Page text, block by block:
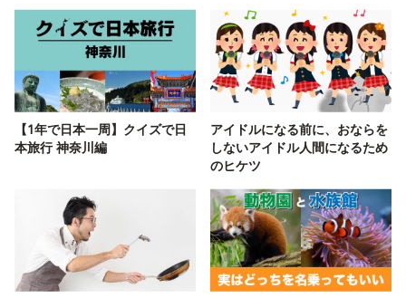
【1年で日本一周】クイズで日
本旅行 神奈川編
アイドルになる前に、おならを
しないアイドル人間になるため
のヒケツ